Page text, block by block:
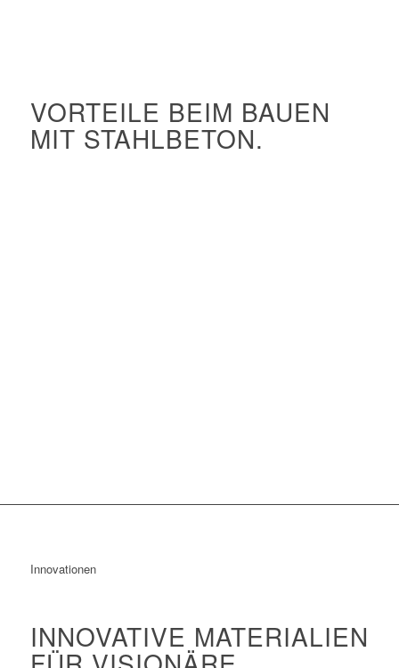
VORTEILE BEIM BAUEN
MIT STAHLBETON.
Innovationen
INNOVATIVE MATERIALIEN